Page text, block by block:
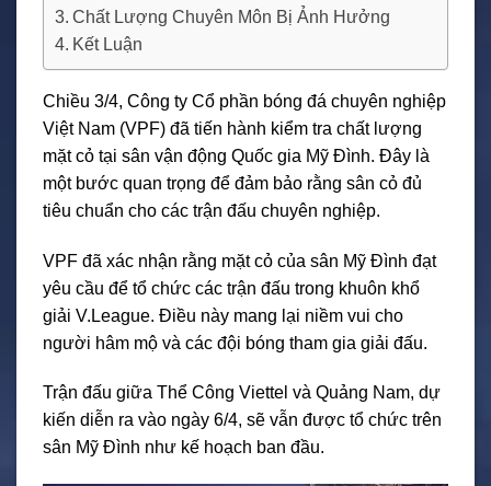
Chất Lượng Chuyên Môn Bị Ảnh Hưởng
Kết Luận
Chiều 3/4, Công ty Cổ phần bóng đá chuyên nghiệp
Việt Nam (VPF) đã tiến hành kiểm tra chất lượng
mặt cỏ tại sân vận động Quốc gia Mỹ Đình. Đây là
một bước quan trọng để đảm bảo rằng sân cỏ đủ
tiêu chuẩn cho các trận đấu chuyên nghiệp.
VPF đã xác nhận rằng mặt cỏ của sân Mỹ Đình đạt
yêu cầu để tổ chức các trận đấu trong khuôn khổ
giải V.League. Điều này mang lại niềm vui cho
người hâm mộ và các đội bóng tham gia giải đấu.
Trận đấu giữa Thể Công Viettel và Quảng Nam, dự
kiến diễn ra vào ngày 6/4, sẽ vẫn được tổ chức trên
sân Mỹ Đình như kế hoạch ban đầu.